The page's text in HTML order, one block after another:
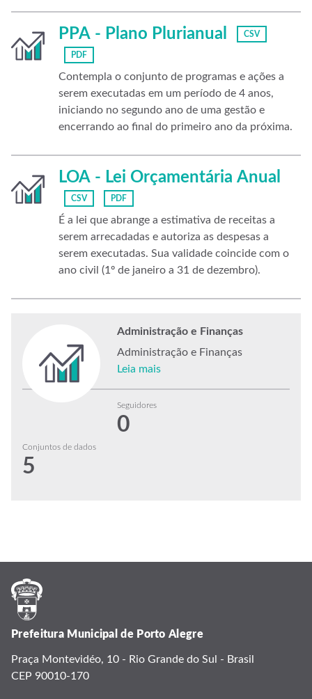
PPA - Plano Plurianual CSV
PDF
Contempla o conjunto de programas e ações a
serem executadas em um período de 4 anos,
iniciando no segundo ano de uma gestão e
encerrando ao final do primeiro ano da próxima.
LOA - Lei Orçamentária Anual
CSV PDF
É a lei que abrange a estimativa de receitas a
serem arrecadadas e autoriza as despesas a
serem executadas. Sua validade coincide com o
ano civil (1º de janeiro a 31 de dezembro).
Administração e Finanças
Administração e Finanças
Leia mais
Seguidores
0
Conjuntos de dados
5
Prefeitura Municipal de Porto Alegre
Praça Montevidéo, 10 - Rio Grande do Sul - Brasil
CEP 90010-170